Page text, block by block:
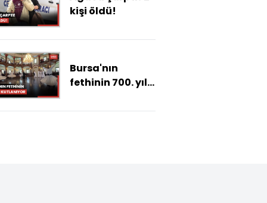
kişi öldü!
Bursa'nın
fethinin 700. yılı